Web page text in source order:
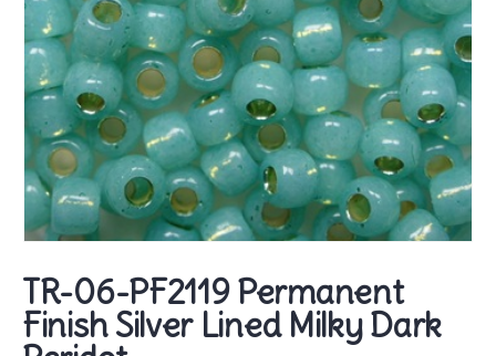
TR-06-PF2119 Permanent
Finish Silver Lined Milky Dark